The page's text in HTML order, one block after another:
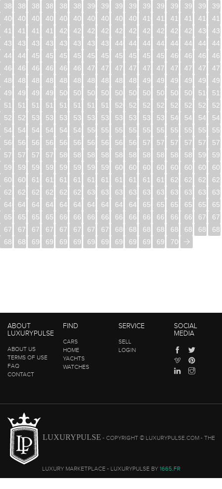
384
385 386 387 388 389 390 391 392 393 394 395 396 397 398
400
401 402 403 404 405 406 407 408 409 410 411 412 413 414
416
417 418 419 420 421 422 423 424 425 426 427 428 429 430
432
433 434 435 436 437 438 439 440 441 442 443 444 445 446
448
449 450 451 452 453 454 455 456 457 458 459 460 461 462
464
465 466 467 468 469 470 471 472 473 474 475 476 477 478
480
481 482 483 484 485 486 487 488 489 490 491 492 493 494
496
497 498 499 500 501 502 503 504 505 506 507 508 509 510
512
513 514 515 516 517 518 519 520 521 522 523 524 525 526
528
529 530 531 532 533 534 535 536 537 538 539 540 541 542
544
545 546 547 548 549 550 551 552 553 554 555 556 557 558
560
561 562 563 564 565 566 567 568 569 570 571 572 573 574
576
577 578 579 580 581 582 583 584 585 586 587 588 589 590
592
593 594 595 596 597 598 599 600 601 602 603 604 605 606
608
609 610 611 612 613 614 615 616 617 618 619 620 621 622
624
625 626 627 628 629 630 631 632 633 634 635 636 637 638
640
641 642 643 644 645 646 647 648 649 650 651 652 653 654
656
657 658 659 660 661 662 663 664 665 666 667 668 669 670
672
673 674 675 676 677 678 679 680 681 682 683 684 685 686
688
689 690 691 692 693 694 695 696 697 698 699 700
ABOUT
LUXURYPULSE
ABOUT US
TERMS OF USE
FAQ
CONTACT
FIND
CARS
HOME
YACHTS
WATCHES
SERVICE
SELL
LOGIN
SOCIAL
MEDIA
LUXURYPULSE - COPYRIGHT © LUXURYPULSE.COM - THE
LUXURY MARKETPLACE - LUXURYPULSE BY 1665.FR